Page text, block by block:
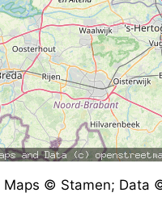
Maps © Stamen; Data